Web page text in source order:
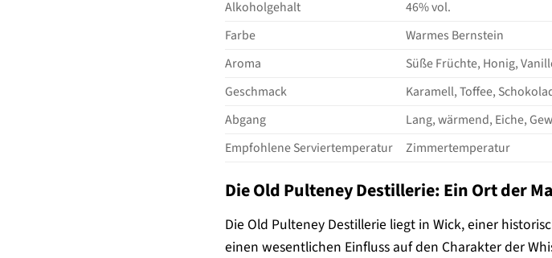
Alkoholgehalt
46% vol.
Farbe
Warmes Bernstein
Aroma
Süße Früchte, Honig,
Geschmack
Karamell, Toffee,
Abgang
Lang, wärmend, Eiche,
Empfohlene Serviertemperatur
Zimmertemperatur
Die Old Pulteney Destillerie: Ein Ort der
Die Old Pulteney Destillerie liegt in Wick, einer
einen wesentlichen Einfluss auf den Charakter der